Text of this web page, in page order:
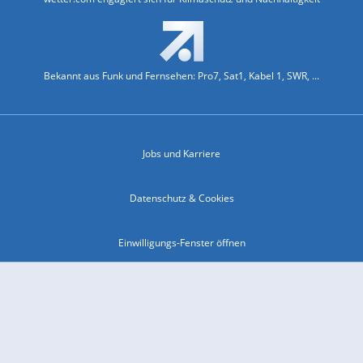
Bekannt aus Funk und Fernsehen: Pro7, Sat1, Kabel 1, SWR, ...
Jobs und Karriere
Datenschutz & Cookies
Einwilligungs-Fenster öffnen